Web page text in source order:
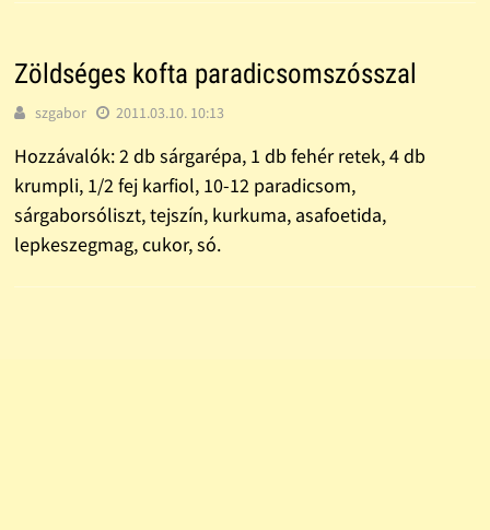
Zöldséges kofta paradicsomszósszal
szgabor 2011.03.10. 10:13
Hozzávalók: 2 db sárgarépa, 1 db fehér retek, 4 db
krumpli, 1/2 fej karfiol, 10-12 paradicsom,
sárgaborsóliszt, tejszín, kurkuma, asafoetida,
lepkeszegmag, cukor, só.